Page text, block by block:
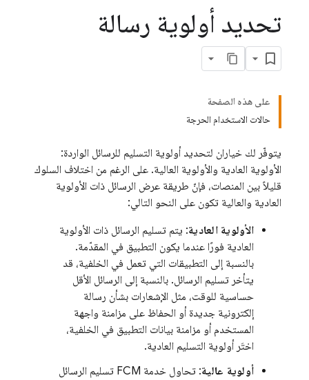
تحديد أولوية رسالة
على هذه الصفحة
حالات الاستخدام الحرجة
يتوفّر لك خياران لتحديد أولوية التسليم للرسائل الواردة:
الأولوية العادية والأولوية العالية. على الرغم من اختلاف السلوك
قليلاً بين المنصات، فإنّ طريقة عرض الرسائل ذات الأولوية
العادية والعالية تكون على النحو التالي:
الأولوية العادية: يتم تسليم الرسائل ذات الأولوية
العادية فورًا عندما يكون التطبيق في المقدّمة.
بالنسبة إلى التطبيقات التي تعمل في الخلفية، قد
يتأخر تسليم الرسائل. بالنسبة إلى الرسائل الأقل
حساسية للوقت، مثل الإشعارات بشأن رسالة
إلكترونية جديدة أو الحفاظ على مزامنة واجهة
المستخدم أو مزامنة بيانات التطبيق في الخلفية،
اختَر أولوية التسليم العادية.
أولوية عالية
: تحاول خدمة FCM تسليم الرسائل